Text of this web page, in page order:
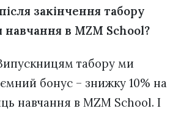
закінчення табору
в MZM School?
табору ми
бонус – знижку 10% на
навчання в MZM School. І